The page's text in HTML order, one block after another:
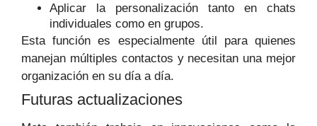
Aplicar la personalización tanto en chats
individuales como en grupos.
Esta función es especialmente útil para quienes
manejan múltiples contactos y necesitan una mejor
organización en su día a día.
Futuras actualizaciones